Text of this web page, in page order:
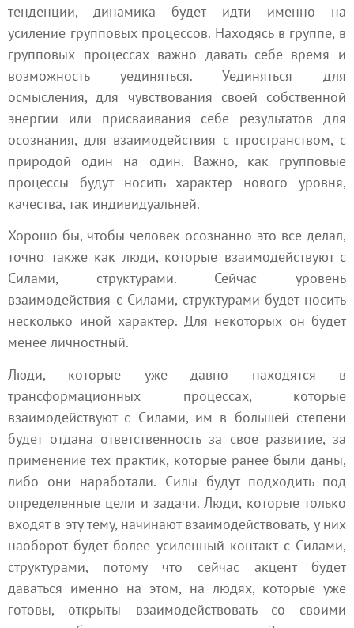
тенденции, динамика будет идти именно на
усиление групповых процессов. Находясь в группе, в
групповых процессах важно давать себе время и
возможность уединяться. Уединяться для
осмысления, для чувствования своей собственной
энергии или присваивания себе результатов для
осознания, для взаимодействия с пространством, с
природой один на один. Важно, как групповые
процессы будут носить характер нового уровня,
качества, так индивидуальней.
Хорошо бы, чтобы человек осознанно это все делал,
точно также как люди, которые взаимодействуют с
Силами, структурами. Сейчас уровень
взаимодействия с Силами, структурами будет носить
несколько иной характер. Для некоторых он будет
менее личностный.
Люди, которые уже давно находятся в
трансформационных процессах, которые
взаимодействуют с Силами, им в большей степени
будет отдана ответственность за свое развитие, за
применение тех практик, которые ранее были даны,
либо они наработали. Силы будут подходить под
определенные цели и задачи. Люди, которые только
входят в эту тему, начинают взаимодействовать, у них
наоборот будет более усиленный контакт с Силами,
структурами, потому что сейчас акцент будет
даваться именно на этом, на людях, которые уже
готовы, открыты взаимодействовать со своими